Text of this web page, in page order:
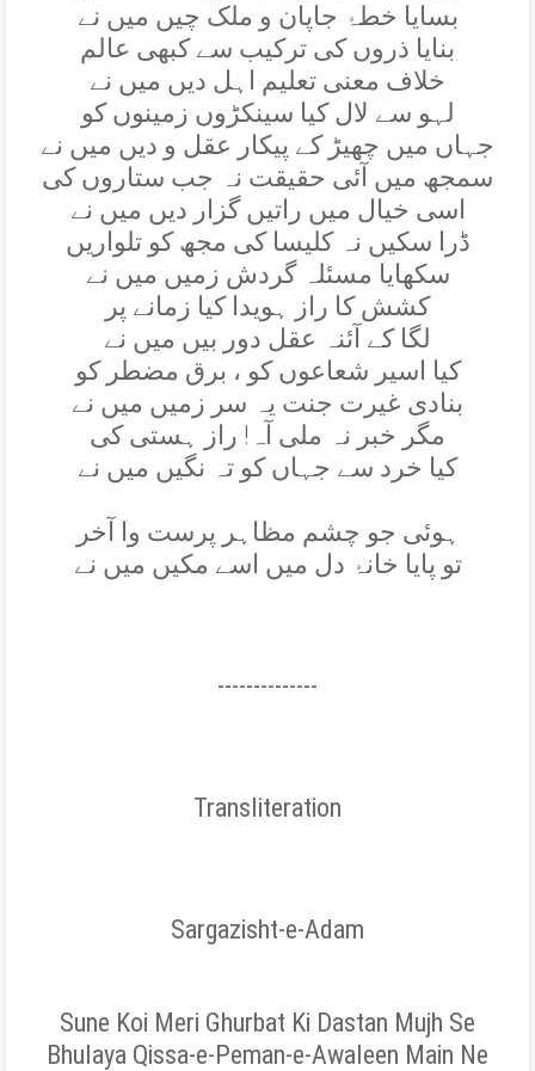
بسايا خطۂ جاپان و ملک چيں ميں نے
بنايا ذروں کی ترکيب سے کبھی عالم
خلاف معنی تعليم اہل ديں ميں نے
لہو سے لال کيا سينکڑوں زمينوں کو
جہاں ميں چھيڑ کے پيکار عقل و ديں ميں نے
سمجھ ميں آئی حقيقت نہ جب ستاروں کی
اسی خيال ميں راتيں گزار ديں ميں نے
ڈرا سکيں نہ کليسا کی مجھ کو تلواريں
سکھايا مسئلہ گردش زميں ميں نے
کشش کا راز ہويدا کيا زمانے پر
لگا کے آئنہ عقل دور بيں ميں نے
کيا اسير شعاعوں کو ، برق مضطر کو
بنادی غيرت جنت يہ سر زميں ميں نے
مگر خبر نہ ملی آہ! راز ہستی کی
کيا خرد سے جہاں کو تہ نگيں ميں نے
ہوئی جو چشم مظاہر پرست وا آخر
تو پايا خانۂ دل ميں اسے مکيں ميں نے
--------------
Transliteration
Sargazisht-e-Adam
Sune Koi Meri Ghurbat Ki Dastan Mujh Se
Bhulaya Qissa-e-Peman-e-Awaleen Main Ne